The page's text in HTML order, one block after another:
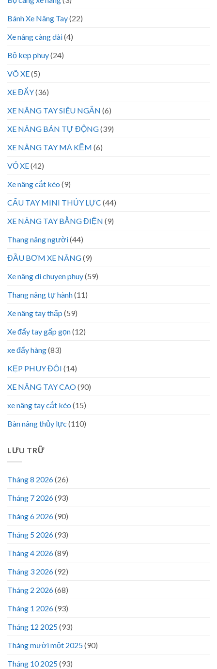
Bánh Xe Nâng Tay(22)
Xe nâng càng dài(4)
Bộ kẹp phuy(24)
VÕ XE(5)
XE ĐẨY(36)
XE NÂNG TAY SIÊU NGẮN (6)
XE NÂNG BÁN TỰ ĐỘNG(39)
XE NÂNG TAY MẠ KẼM (6)
VỎ XE(42)
Xe nâng cắt kéo (9)
CẨU TAY MINI THỦY LỰC (44)
XE NÂNG TAY BẰNG ĐIỆN (9)
Thang nâng người(44)
ĐẦU BƠM XE NÂNG(9)
Xe nâng di chuyen phuy(59)
Thang nâng tự hành(11)
Xe nâng tay thấp (59)
Xe đẩy tay gấp gọn(12)
xe đẩy hàng(83)
KẸP PHUY ĐÔI (14)
XE NÂNG TAY CAO(90)
xe nâng tay cắt kéo (15)
Bàn nâng thủy lực (110)
LƯU TRỮ
Tháng 8 2026(26)
Tháng 7 2026(93)
Tháng 6 2026(90)
Tháng 5 2026(93)
Tháng 4 2026(89)
Tháng 3 2026(92)
Tháng 2 2026(68)
Tháng 1 2026(93)
Tháng 12 2025(93)
Tháng mười một 2025(90)
Tháng 10 2025(93)